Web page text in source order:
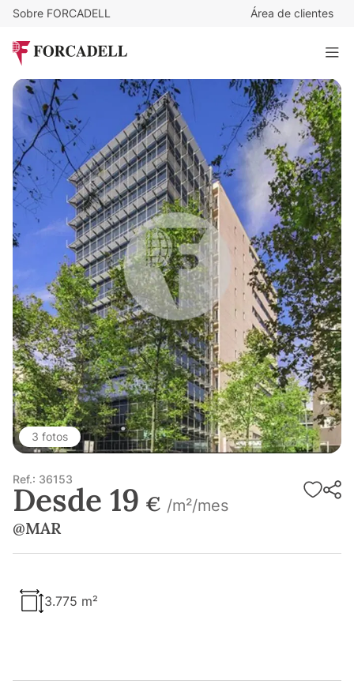
Sobre FORCADELL Área de clientes
@MAR
3.775 m²
3 fotos
Ref.: 36153
Desde 19 € /m²/mes
@MAR
3.775 m²